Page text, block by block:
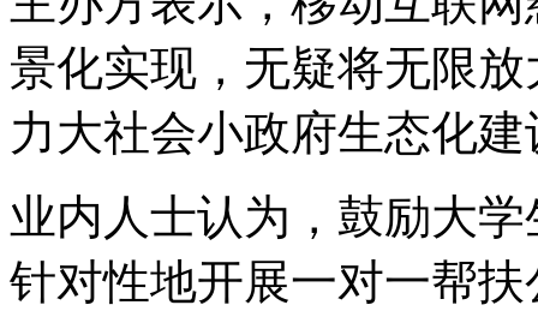
景化实现，无疑将无限
力大社会小政府生态化建
业内人士认为，鼓励大
针对性地开展一对一帮